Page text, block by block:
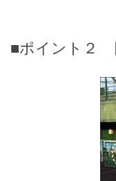
■ポイント２